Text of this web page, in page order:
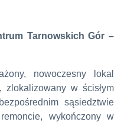
Tarnowskich Gór –
nowoczesny lokal
zlokalizowany w ścisłym
sąsiedztwie
wykończony w